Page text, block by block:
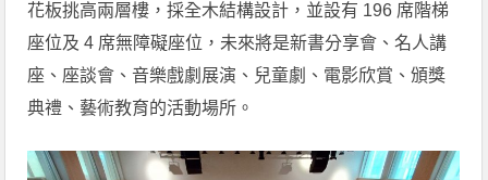
花板挑高兩層樓，採全木結構設計，並設有 196 席階梯
座位及 4 席無障礙座位，未來將是新書分享會、名人講
座、座談會、音樂戲劇展演、兒童劇、電影欣賞、頒獎
典禮、藝術教育的活動場所。